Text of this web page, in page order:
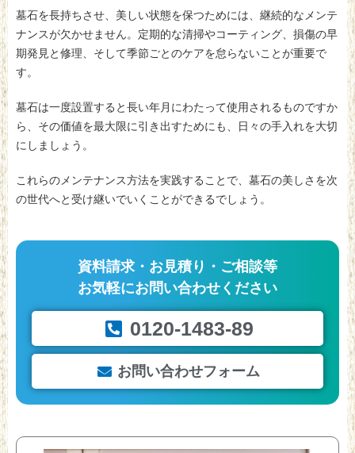
墓石を長持ちさせ、美しい状態を保つためには、継続的なメンテ
ナンスが欠かせません。定期的な清掃やコーティング、損傷の早
期発見と修理、そして季節ごとのケアを怠らないことが重要で
す。
墓石は一度設置すると長い年月にわたって使用されるものですか
ら、その価値を最大限に引き出すためにも、日々の手入れを大切
にしましょう。
これらのメンテナンス方法を実践することで、墓石の美しさを次
の世代へと受け継いでいくことができるでしょう。
資料請求・お見積り・ご相談等
お気軽にお問い合わせください
0120-1483-89
お問い合わせフォーム